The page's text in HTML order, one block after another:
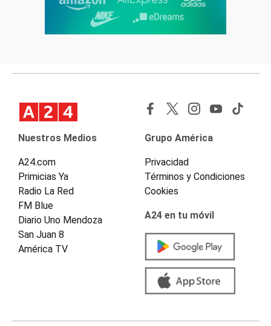
Nuestros Medios
A24.com
Primicias Ya
Radio La Red
FM Blue
Diario Uno Mendoza
San Juan 8
América TV
Grupo América
Privacidad
Términos y Condiciones
Cookies
A24 en tu móvil